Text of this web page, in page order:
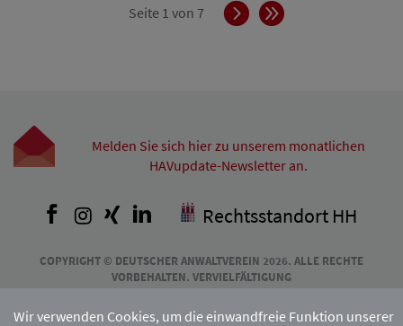
Seite 1 von 7 VorwärtsEnde
Melden Sie sich hier zu unserem monatlichen
HAVupdate-Newsletter an.
Facebook
Instagram
XingLinkedInRechtsstandort HH
COPYRIGHT © DEUTSCHER ANWALTVEREIN 2026. ALLE RECHTE
VORBEHALTEN. VERVIELFÄLTIGUNG
HAMBURGISCHEN ANWALTVEREINS.
Wir verwenden Cookies, um die einwandfreie Funktion unserer